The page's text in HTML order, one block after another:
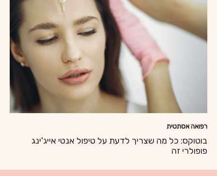
רפואה אסתטית
בוטוקס: כל מה שצריך לדעת על טיפול אנטי אייג'ינג
פופולרי זה